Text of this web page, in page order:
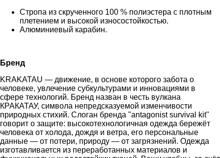
Стропа из скрученного 100 % полиэстера с плотным
плетением и высокой износостойкостью.
Алюминиевый карабин.
Бренд
KRAKATAU — движение, в основе которого забота о
человеке, увлечение субкультурами и инновациями в
сфере технологий. Бренд назван в честь вулкана
КРАКАТАУ, символа непредсказуемой изменчивости
природных стихий. Слоган бренда "antagonist survival kit"
говорит о защите: высокотехнологичная одежда бережёт
человека от холода, дождя и ветра, его персональные
данные — от потери, природу — от загрязнений. Одежда
изготавливается из переработанных материалов и